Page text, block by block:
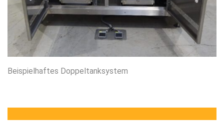
Beispielhaftes Doppeltanksystem